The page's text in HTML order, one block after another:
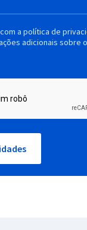
a política de
adicionais sobre